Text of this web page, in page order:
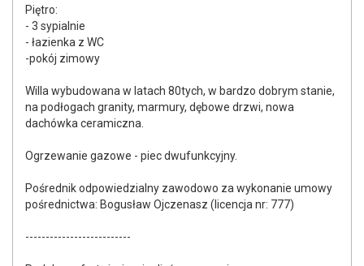
Piętro:
- 3 sypialnie
- łazienka z WC
-pokój zimowy
Willa wybudowana w latach 80tych, w bardzo dobrym stanie,
na podłogach granity, marmury, dębowe drzwi, nowa
dachówka ceramiczna.
Ogrzewanie gazowe - piec dwufunkcyjny.
Pośrednik odpowiedzialny zawodowo za wykonanie umowy
pośrednictwa: Bogusław Ojczenasz (licencja nr: 777)
--------------------------